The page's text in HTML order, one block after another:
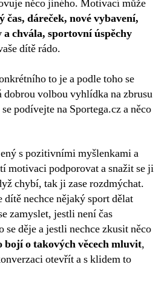
něco jiného. Motivací může
čas, dáreček, nové vybavení,
chvála, sportovní úspěchy
dítě rádo.
to je a podle toho se
dobrou volbou vyhlídka na zbrusu
podívejte na Sportega.cz a něco
s pozitivními myšlenkami a
motivaci podporovat a snažit se ji
chybí, tak ji zase rozdmýchat.
dítě nechce nějaký sport dělat
zamyslet, jestli není čas
se děje a jestli nechce zkusit něco
bojí o takových věcech mluvit,
otevřít a s klidem to